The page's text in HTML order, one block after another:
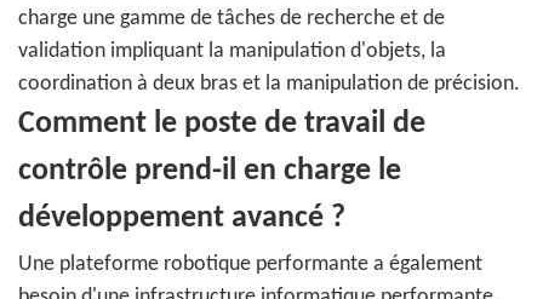
charge une gamme de tâches de recherche et de
validation impliquant la manipulation d'objets, la
coordination à deux bras et la manipulation de précision.
Comment le poste de travail de
contrôle prend-il en charge le
développement avancé ?
Une plateforme robotique performante a également